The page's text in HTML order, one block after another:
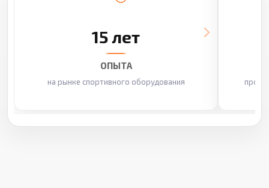
15 лет
ОПЫТА
на рынке спортивного оборудования